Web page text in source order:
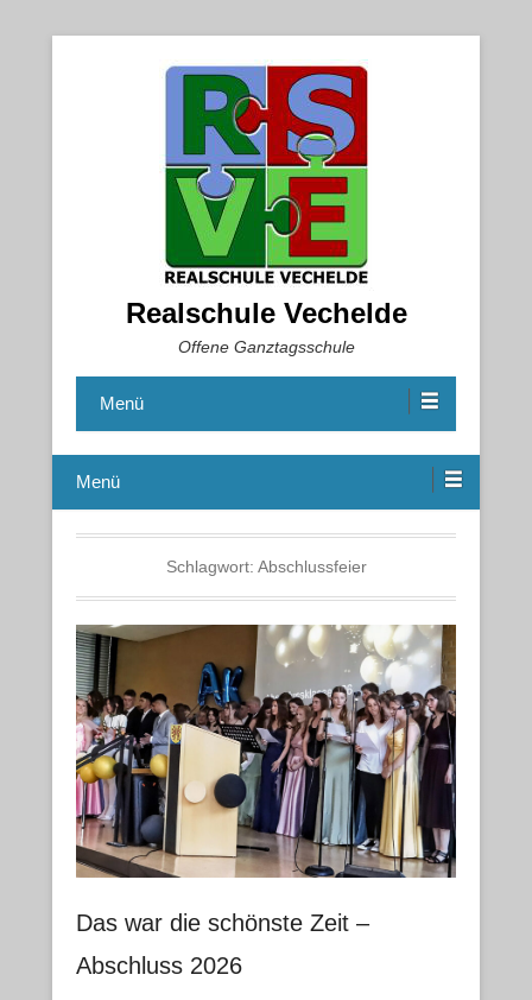
Realschule Vechelde
Offene Ganztagsschule
Menü
Menü
Schlagwort: Abschlussfeier
Das war die schönste Zeit –
Abschluss 2026